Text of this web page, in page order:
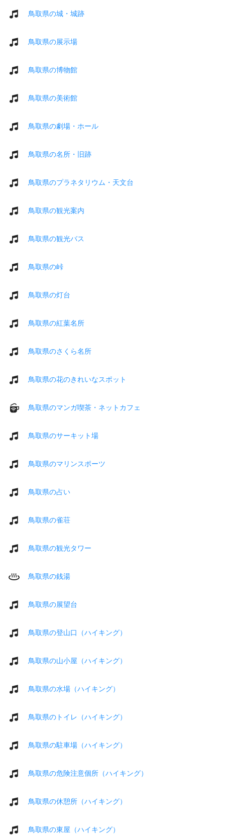
鳥取県の城・城跡
鳥取県の展示場
鳥取県の博物館
鳥取県の美術館
鳥取県の劇場・ホール
鳥取県の名所・旧跡
鳥取県のプラネタリウム・天文台
鳥取県の観光案内
鳥取県の観光バス
鳥取県の峠
鳥取県の灯台
鳥取県の紅葉名所
鳥取県のさくら名所
鳥取県の花のきれいなスポット
鳥取県のマンガ喫茶・ネットカフェ
鳥取県のサーキット場
鳥取県のマリンスポーツ
鳥取県の占い
鳥取県の雀荘
鳥取県の観光タワー
鳥取県の銭湯
鳥取県の展望台
鳥取県の登山口（ハイキング）
鳥取県の山小屋（ハイキング）
鳥取県の水場（ハイキング）
鳥取県のトイレ（ハイキング）
鳥取県の駐車場（ハイキング）
鳥取県の危険注意個所（ハイキング）
鳥取県の休憩所（ハイキング）
鳥取県の東屋（ハイキング）